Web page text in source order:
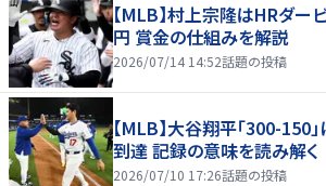
【MLB】村上宗隆はHRダ
円 賞金の仕組みを解説
2026/07/14 14:52話題の投稿
【MLB】大谷翔平「300-150
到達 記録の意味を読み解く
2026/07/10 17:26話題の投稿